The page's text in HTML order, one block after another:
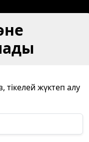
тікелей жүктеп алу